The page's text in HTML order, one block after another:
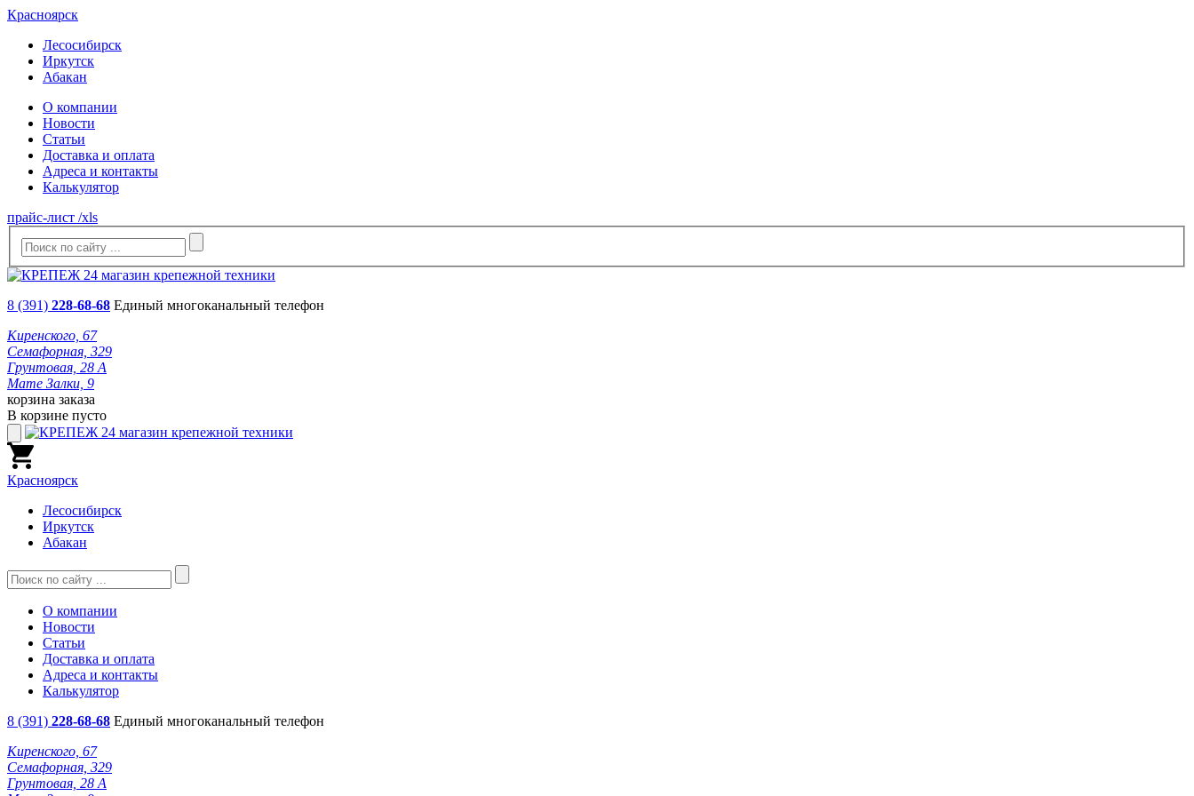
Красноярск
Лесосибирск
Иркутск
Абакан
О компании
Новости
Статьи
Доставка и оплата
Адреса и контакты
Калькулятор
прайс-лист /xls
8 (391) 228-68-68 Единый многоканальный телефон
Киренского, 67
Семафорная, 329
Грунтовая, 28 А
Мате Залки, 9
корзина заказа
В корзине пусто
Красноярск
Лесосибирск
Иркутск
Абакан
О компании
Новости
Статьи
Доставка и оплата
Адреса и контакты
Калькулятор
8 (391) 228-68-68 Единый многоканальный телефон
Киренского, 67
Семафорная, 329
Грунтовая, 28 А